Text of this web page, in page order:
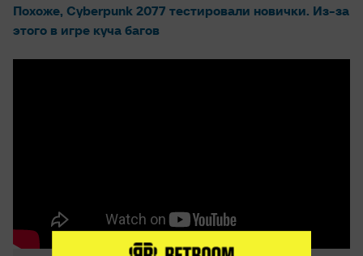
Похоже, Cyberpunk 2077 тестировали новички. Из-за
этого в игре куча багов